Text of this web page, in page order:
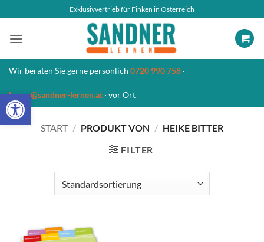
Open toolbar
Inhalt
springen
Exklusivvertrieb für Finken in Österreich
Wir beraten Sie gerne persönlich 0720 990 758 ·
buero@sandner-lernen.at · vor Ort
START / PRODUKT VON / HEIKE BITTER
FILTER